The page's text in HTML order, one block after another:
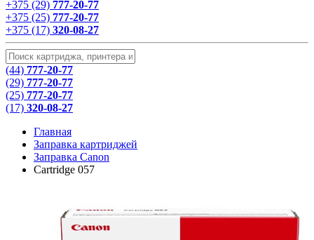
+375 (29) 777-20-77
+375 (25) 777-20-77
+375 (17) 320-08-27
(44) 777-20-77
(29) 777-20-77
(25) 777-20-77
(17) 320-08-27
Главная
Заправка картриджей
Заправка Canon
Cartridge 057